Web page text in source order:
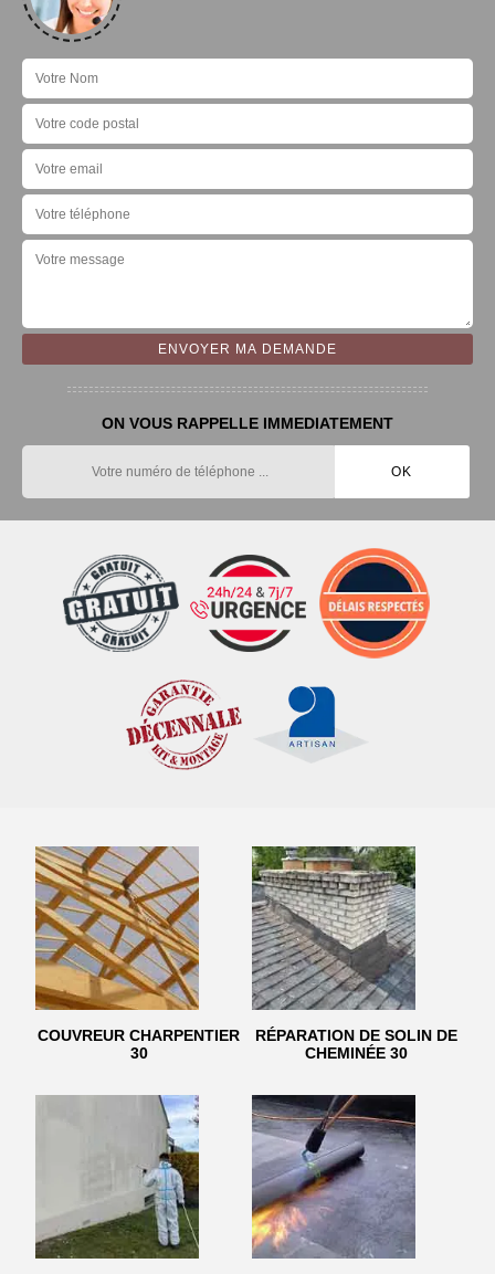
ON VOUS RAPPELLE IMMEDIATEMENT
COUVREUR CHARPENTIER
30
RÉPARATION DE SOLIN DE
CHEMINÉE 30